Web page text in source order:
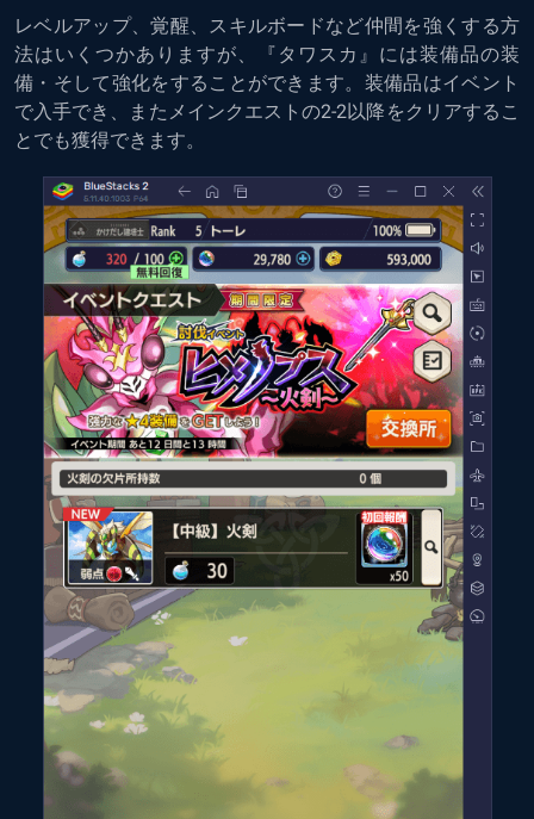
レベルアップ、覚醒、スキルボードなど仲間を強くする方
法はいくつかありますが、『タワスカ』には装備品の装
備・そして強化をすることができます。装備品はイベント
で入手でき、またメインクエストの2-2以降をクリアするこ
とでも獲得できます。